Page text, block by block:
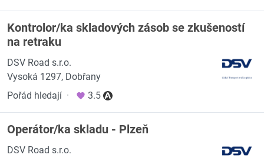
Kontrolor/ka skladových zásob se zkušeností
na retraku
DSV Road s.r.o.
Vysoká 1297, Dobřany
Pořád hledají · 3.5
Operátor/ka skladu - Plzeň
DSV Road s.r.o.